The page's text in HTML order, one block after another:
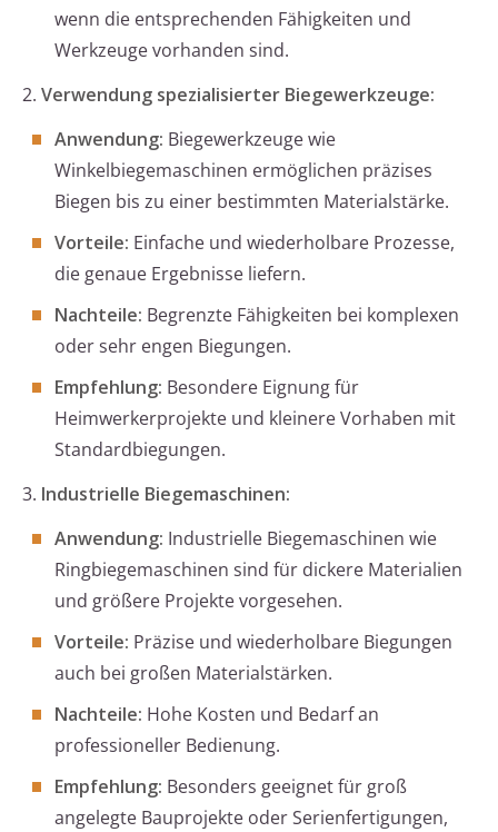
wenn die entsprechenden Fähigkeiten und
Werkzeuge vorhanden sind.
2. Verwendung spezialisierter Biegewerkzeuge:
Anwendung: Biegewerkzeuge wie
Winkelbiegemaschinen ermöglichen präzises
Biegen bis zu einer bestimmten Materialstärke.
Vorteile: Einfache und wiederholbare Prozesse,
die genaue Ergebnisse liefern.
Nachteile: Begrenzte Fähigkeiten bei komplexen
oder sehr engen Biegungen.
Empfehlung: Besondere Eignung für
Heimwerkerprojekte und kleinere Vorhaben mit
Standardbiegungen.
3. Industrielle Biegemaschinen:
Anwendung: Industrielle Biegemaschinen wie
Ringbiegemaschinen sind für dickere Materialien
und größere Projekte vorgesehen.
Vorteile: Präzise und wiederholbare Biegungen
auch bei großen Materialstärken.
Nachteile: Hohe Kosten und Bedarf an
professioneller Bedienung.
Empfehlung: Besonders geeignet für groß
angelegte Bauprojekte oder Serienfertigungen,